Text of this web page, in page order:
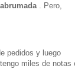
. Pero,
pedidos y luego
miles de notas